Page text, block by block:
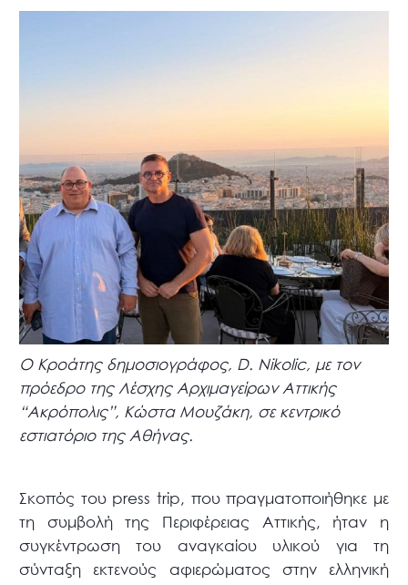
Ο Κροάτης δημοσιογράφος, D. Nikolic, με τον
πρόεδρο της Λέσχης Αρχιμαγείρων Αττικής
“Ακρόπολις”, Κώστα Μουζάκη, σε κεντρικό
εστιατόριο της Αθήνας.
Σκοπός του press trip, που πραγματοποιήθηκε με
τη συμβολή της Περιφέρειας Αττικής, ήταν η
συγκέντρωση του αναγκαίου υλικού για τη
σύνταξη εκτενούς αφιερώματος στην ελληνική